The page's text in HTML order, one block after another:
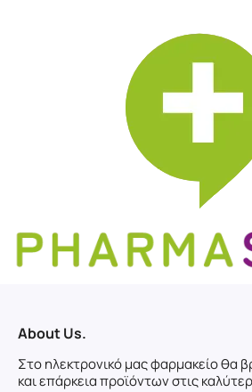
About Us.
Στο ηλεκτρονικό μας φαρμακείο θα
και επάρκεια προϊόντων στις